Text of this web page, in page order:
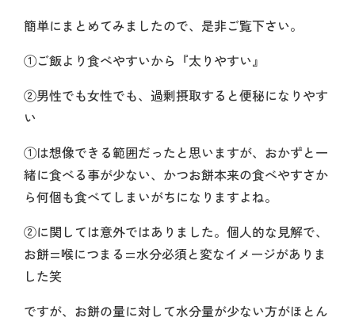
簡単にまとめてみましたので、是非ご覧下さい。
①ご飯より食べやすいから『太りやすい』
②男性でも女性でも、過剰摂取すると便秘になりやす
い
①は想像できる範囲だったと思いますが、おかずと一
緒に食べる事が少ない、かつお餅本来の食べやすさか
ら何個も食べてしまいがちになりますよね。
②に関しては意外ではありました。個人的な見解で、
お餅=喉につまる=水分必須と変なイメージがありま
した笑
ですが、お餅の量に対して水分量が少ない方がほとん